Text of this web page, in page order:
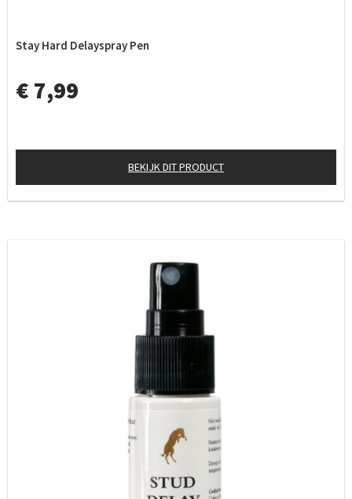
Stay Hard Delayspray Pen
€ 7,99
BEKIJK DIT PRODUCT